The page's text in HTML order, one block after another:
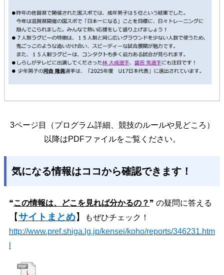
3ページ目（プログラム詳細、競技のルールや見どころ）
以降はPDFファイルをご覧ください。
気になる情報はココから確認できます！
❝この情報は、どこを見れば分かるの？ ❞ の疑問に答える
【サイトまとめ】
もぜひチェック！
http://www.pref.shiga.lg.jp/kensei/koho/reports/346231.htm